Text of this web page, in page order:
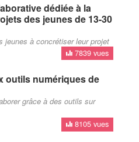
dédiée à la
des jeunes de 13-30
jeunes à concrétiser leur projet
7839 vues
outils numériques de
grâce à des outils sur
8105 vues